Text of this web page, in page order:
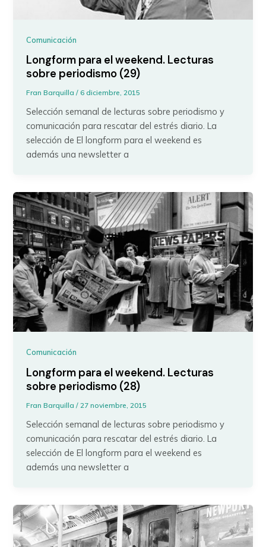
Comunicación
Longform para el weekend. Lecturas
sobre periodismo (29)
Fran Barquilla/6 diciembre, 2015
Selección semanal de lecturas sobre periodismo y
comunicación para rescatar del estrés diario. La
selección de El longform para el weekend es
además una newsletter a
Comunicación
Longform para el weekend. Lecturas
sobre periodismo (28)
Fran Barquilla/27 noviembre, 2015
Selección semanal de lecturas sobre periodismo y
comunicación para rescatar del estrés diario. La
selección de El longform para el weekend es
además una newsletter a